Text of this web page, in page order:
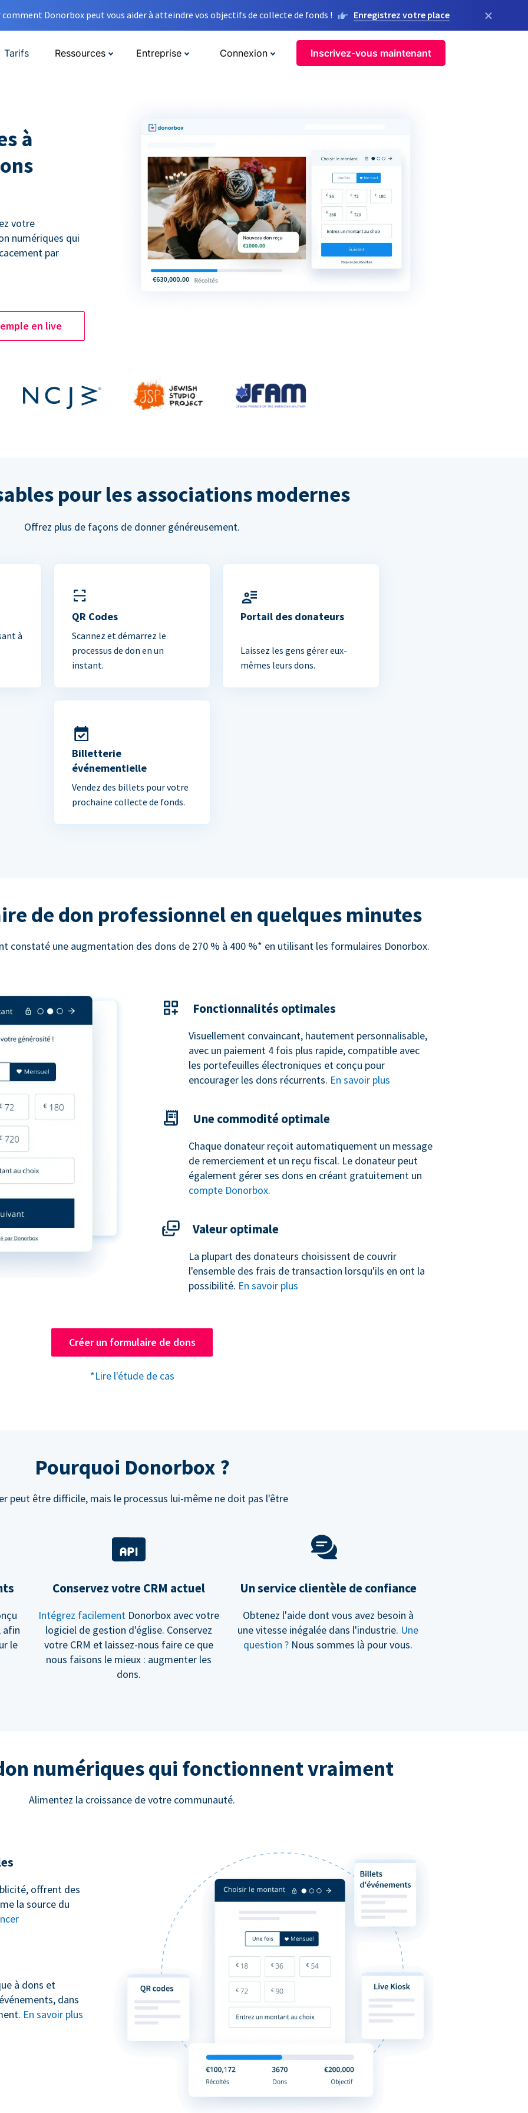
Donorbox peut vous aider à atteindre vos objectifs de collecte de fonds ! Enregistrez votre place ×
Tarifs Ressources Entreprise Connexion Inscrivez-vous maintenant
à
votre
numériques qui
par
en live
pour les associations modernes
Offrez plus de façons de donner généreusement.
à
QR Codes
Scannez et démarrez le
processus de don en un
instant.
Portail des donateurs
Laissez les gens gérer eux-
mêmes leurs dons.
Billetterie
événementielle
Vendez des billets pour votre
prochaine collecte de fonds.
de don professionnel en quelques minutes
constaté une augmentation des dons de 270 % à 400 %* en utilisant les formulaires Donorbox.
Fonctionnalités optimales
Visuellement convaincant, hautement personnalisable,
avec un paiement 4 fois plus rapide, compatible avec
les portefeuilles électroniques et conçu pour
encourager les dons récurrents. En savoir plus
Une commodité optimale
Chaque donateur reçoit automatiquement un message
de remerciement et un reçu fiscal. Le donateur peut
également gérer ses dons en créant gratuitement un
compte Donorbox.
Valeur optimale
La plupart des donateurs choisissent de couvrir
l'ensemble des frais de transaction lorsqu'ils en ont la
possibilité. En savoir plus
Créer un formulaire de dons
*Lire l'étude de cas
Pourquoi Donorbox ?
peut être difficile, mais le processus lui-même ne doit pas l'être
afin
le
Conservez votre CRM actuel
Intégrez facilement Donorbox avec votre
logiciel de gestion d'église. Conservez
votre CRM et laissez-nous faire ce que
nous faisons le mieux : augmenter les
dons.
Un service clientèle de confiance
Obtenez l'aide dont vous avez besoin à
une vitesse inégalée dans l'industrie. Une
question ? Nous sommes là pour vous.
numériques qui fonctionnent vraiment
Alimentez la croissance de votre communauté.
offrent des
la source du
à dons et
dans
En savoir plus